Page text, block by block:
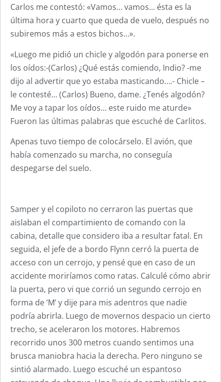
Carlos me contestó: «Vamos… vamos… ésta es la
última hora y cuarto que queda de vuelo, después no
subiremos más a estos bichos…».
«Luego me pidió un chicle y algodón para ponerse en
los oídos:-(Carlos) ¿Qué estás comiendo, Indio? -me
dijo al advertir que yo estaba masticando….- Chicle –
le contesté… (Carlos) Bueno, dame. ¿Tenés algodón?
Me voy a tapar los oídos… este ruido me aturde»
Fueron las últimas palabras que escuché de Carlitos.
Apenas tuvo tiempo de colocárselo. El avión, que
había comenzado su marcha, no conseguía
despegarse del suelo.
Samper y el copiloto no cerraron las puertas que
aislaban el compartimiento de comando con la
cabina, detalle que considero iba a resultar fatal. En
seguida, el jefe de a bordo Flynn cerró la puerta de
acceso con un cerrojo, y pensé que en caso de un
accidente moriríamos como ratas. Calculé cómo abrir
la puerta, pero vi que corrió un segundo cerrojo en
forma de ‘M’ y dije para mis adentros que nadie
podría abrirla. Luego de movernos despacio un cierto
trecho, se aceleraron los motores. Habremos
recorrido unos 300 metros cuando sentimos una
brusca maniobra hacia la derecha. Pero ninguno se
sintió alarmado. Luego escuché un espantoso